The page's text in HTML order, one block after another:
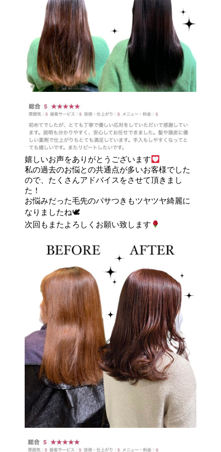
嬉しいお声をありがとうございます
私の過去のお悩との共通点が多いお客様でした
ので、たくさんアドバイスをさせて頂きまし
た！
お悩みだった毛先のパサつきもツヤツヤ綺麗に
なりましたね🕊
次回もまたよろしくお願い致します